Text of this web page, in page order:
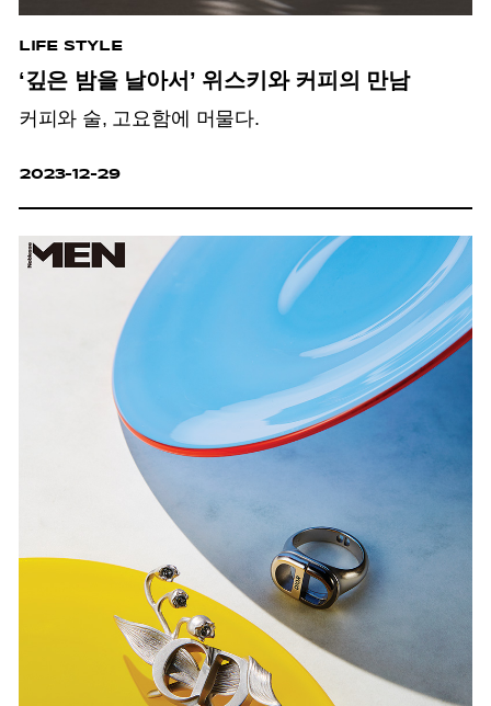
LIFE STYLE
‘깊은 밤을 날아서’ 위스키와 커피의 만남
커피와 술, 고요함에 머물다.
2023-12-29